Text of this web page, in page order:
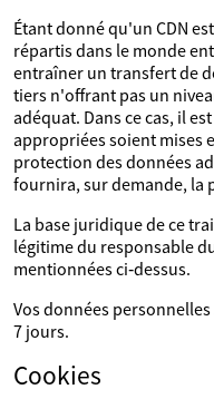
Étant donné qu'un CDN
répartis dans le monde
entraîner un transfert de
tiers n'offrant pas un
adéquat. Dans ce cas, il
appropriées soient mises
protection des données
fournira, sur demande, la
La base juridique de ce
légitime du responsable
mentionnées ci‑dessus.
Vos données
7 jours.
Cookies